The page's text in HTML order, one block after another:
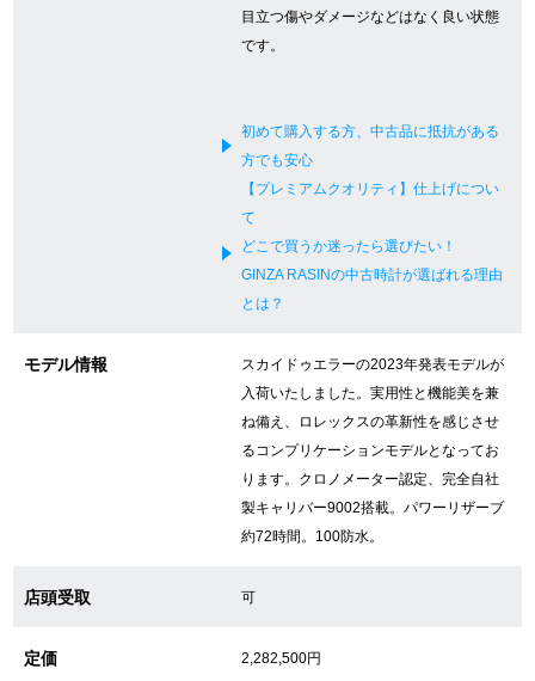
大阪心斎橋店
GINZA RASIN公式ブログ
買取ブログ
For Overseas Customers
简体中文
目立つ傷やダメージなどはなく良い状態
です。
初めて購入する方、中古品に抵抗がある
方でも安心
【プレミアムクオリティ】仕上げについ
て
どこで買うか迷ったら選びたい！
GINZA RASINの中古時計が選ばれる理由
とは？
モデル情報
スカイドゥエラーの2023年発表モデルが
入荷いたしました。実用性と機能美を兼
ね備え、ロレックスの革新性を感じさせ
るコンプリケーションモデルとなってお
ります。クロノメーター認定、完全自社
製キャリバー9002搭載。パワーリザーブ
約72時間。100防水。
店頭受取 可
定価 2,282,500円